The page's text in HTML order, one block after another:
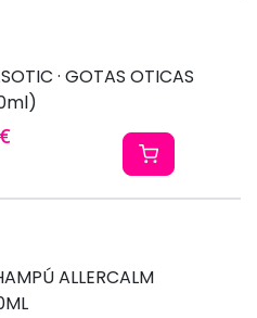
· GOTAS OTICAS
ALLERCALM